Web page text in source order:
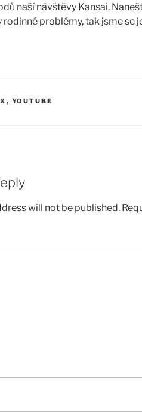
naší návštěvy Kansai.
rodinné problémy, tak jsme se
, YOUTUBE
will not be published.